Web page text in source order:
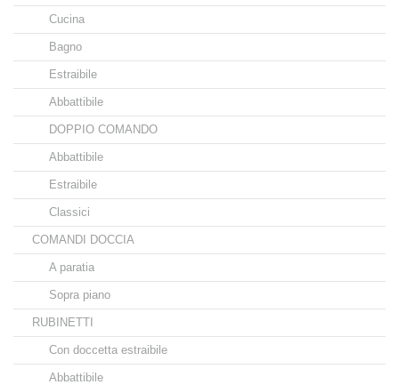
Cucina
Bagno
Estraibile
Abbattibile
DOPPIO COMANDO
Abbattibile
Estraibile
Classici
COMANDI DOCCIA
A paratia
Sopra piano
RUBINETTI
Con doccetta estraibile
Abbattibile